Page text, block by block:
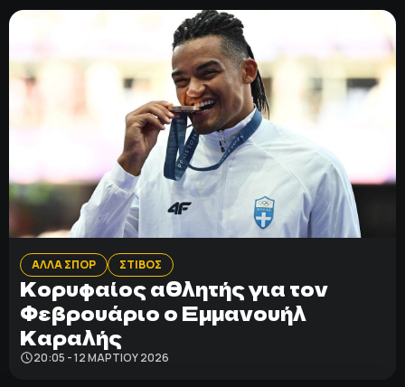
ΑΛΛΑ ΣΠΟΡ ΣΤΙΒΟΣ
Κορυφαίος αθλητής για τον
Φεβρουάριο ο Εμμανουήλ
Καραλής
20:05 - 12 ΜΑΡΤΊΟΥ 2026